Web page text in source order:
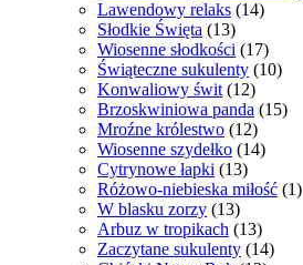
Lawendowy relaks (14)
Słodkie Święta (13)
Wiosenne słodkości (17)
Świąteczne sukulenty (10)
Konwaliowy świt (12)
Brzoskwiniowa panda (15)
Mroźne królestwo (12)
Wiosenne szydełko (14)
Cytrynowe łapki (13)
Różowo-niebieska miłość (1)
W blasku zorzy (13)
Arbuz w tropikach (13)
Zaczytane sukulenty (14)